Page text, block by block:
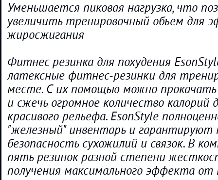
Уменьшается пиковая нагрузка, что
увеличить тренировочный объем для
жиросжигания
Фитнес резинка для похудения
латексные фитнес-резинки для
месте. С их помощью можно
и сжечь огромное количество калорий
красивого рельефа. EsonStyle
"железный" инвентарь и гарантируют
безопасность сухожилий и связок. В
пять резинок разной степени
получения максимального эффекта от